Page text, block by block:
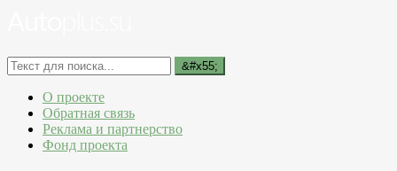
О проекте
Обратная связь
Реклама и партнерство
Фонд проекта